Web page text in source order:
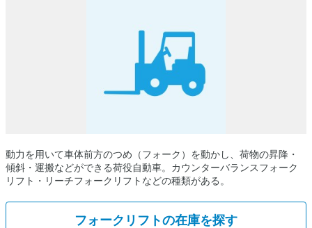
動力を用いて車体前方のつめ（フォーク）を動かし、荷物の昇降・
傾斜・運搬などができる荷役自動車。カウンターバランスフォーク
リフト・リーチフォークリフトなどの種類がある。
フォークリフトの在庫を探す